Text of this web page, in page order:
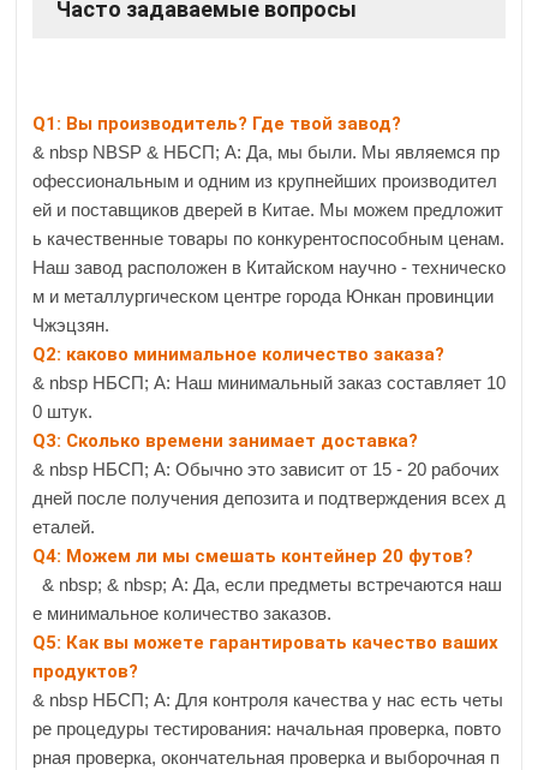
Часто задаваемые вопросы
Q1: Вы производитель? Где твой завод?
& nbsp NBSP & НБСП; А: Да, мы были. Мы являемся пр
офессиональным и одним из крупнейших производител
ей и поставщиков дверей в Китае. Мы можем предложит
ь качественные товары по конкурентоспособным ценам.
Наш завод расположен в Китайском научно - техническо
м и металлургическом центре города Юнкан провинции
Чжэцзян.
Q2: каково минимальное количество заказа?
& nbsp НБСП; A: Наш минимальный заказ составляет 10
0 штук.
Q3: Сколько времени занимает доставка?
& nbsp НБСП; А: Обычно это зависит от 15 - 20 рабочих
дней после получения депозита и подтверждения всех д
еталей.
Q4: Можем ли мы смешать контейнер 20 футов?
& nbsp; & nbsp; А: Да, если предметы встречаются наш
е минимальное количество заказов.
Q5: Как вы можете гарантировать качество ваших
продуктов?
& nbsp НБСП; А: Для контроля качества у нас есть четы
ре процедуры тестирования: начальная проверка, повто
рная проверка, окончательная проверка и выборочная п